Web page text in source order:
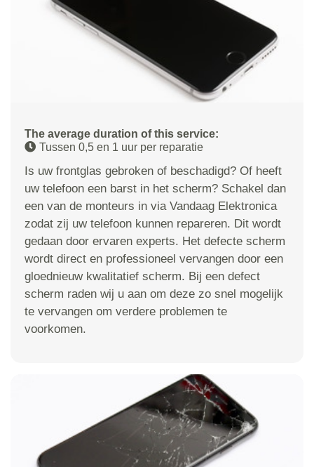
The average duration of this service:
Tussen 0,5 en 1 uur per reparatie
Is uw frontglas gebroken of beschadigd? Of heeft
uw telefoon een barst in het scherm? Schakel dan
een van de monteurs in via Vandaag Elektronica
zodat zij uw telefoon kunnen repareren. Dit wordt
gedaan door ervaren experts. Het defecte scherm
wordt direct en professioneel vervangen door een
gloednieuw kwalitatief scherm. Bij een defect
scherm raden wij u aan om deze zo snel mogelijk
te vervangen om verdere problemen te
voorkomen.